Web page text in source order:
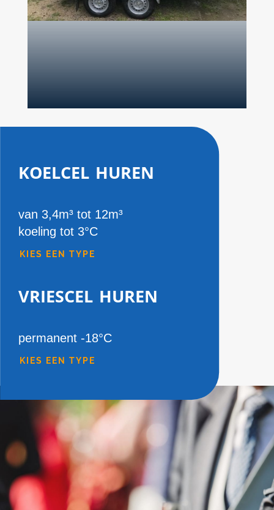
koelcel huren
van 3,4m³ tot 12m³
koeling tot 3°C
KIES EEN TYPE
vriescel huren
permanent -18°C
KIES EEN TYPE